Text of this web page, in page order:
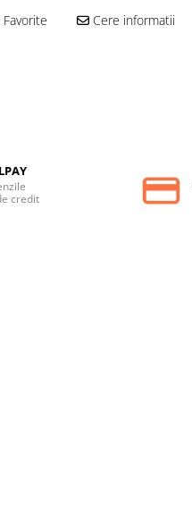
Favorite Cere informatii
credit